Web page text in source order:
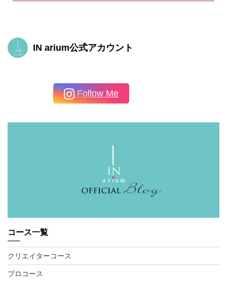
IN arium公式アカウント
Follow Me
コース一覧
クリエイターコース
プロコース